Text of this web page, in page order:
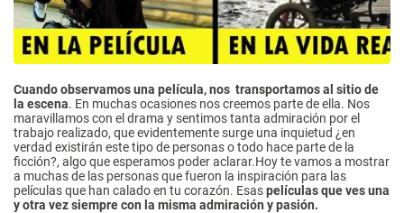
Cuando observamos una película, nos transportamos al sitio de
la escena. En muchas ocasiones nos creemos parte de ella. Nos
maravillamos con el drama y sentimos tanta admiración por el
trabajo realizado, que evidentemente surge una inquietud ¿en
verdad existirán este tipo de personas o todo hace parte de la
ficción?, algo que esperamos poder aclarar.Hoy te vamos a mostrar
a muchas de las personas que fueron la inspiración para las
películas que han calado en tu corazón. Esaspelículas que ves una
y otra vez siempre con la misma admiración y pasión.